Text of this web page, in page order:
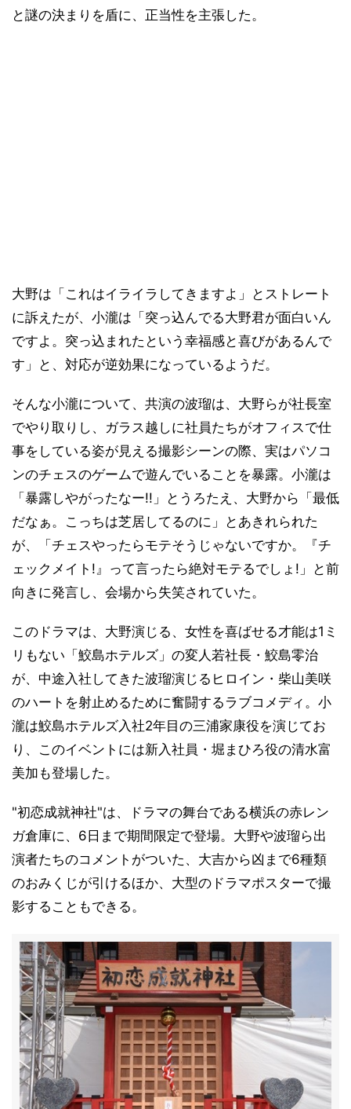
と謎の決まりを盾に、正当性を主張した。
大野は「これはイライラしてきますよ」とストレート
に訴えたが、小瀧は「突っ込んでる大野君が面白いん
ですよ。突っ込まれたという幸福感と喜びがあるんで
す」と、対応が逆効果になっているようだ。
そんな小瀧について、共演の波瑠は、大野らが社長室
でやり取りし、ガラス越しに社員たちがオフィスで仕
事をしている姿が見える撮影シーンの際、実はパソコ
ンのチェスのゲームで遊んでいることを暴露。小瀧は
「暴露しやがったなー!!」とうろたえ、大野から「最低
だなぁ。こっちは芝居してるのに」とあきれられた
が、「チェスやったらモテそうじゃないですか。『チ
ェックメイト!』って言ったら絶対モテるでしょ!」と前
向きに発言し、会場から失笑されていた。
このドラマは、大野演じる、女性を喜ばせる才能は1ミ
リもない「鮫島ホテルズ」の変人若社長・鮫島零治
が、中途入社してきた波瑠演じるヒロイン・柴山美咲
のハートを射止めるために奮闘するラブコメディ。小
瀧は鮫島ホテルズ入社2年目の三浦家康役を演じてお
り、このイベントには新入社員・堀まひろ役の清水富
美加も登場した。
"初恋成就神社"は、ドラマの舞台である横浜の赤レン
ガ倉庫に、6日まで期間限定で登場。大野や波瑠ら出
演者たちのコメントがついた、大吉から凶まで6種類
のおみくじが引けるほか、大型のドラマポスターで撮
影することもできる。